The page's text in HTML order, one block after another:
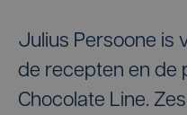
Julius Persoone is
de recepten en de
Chocolate Line.